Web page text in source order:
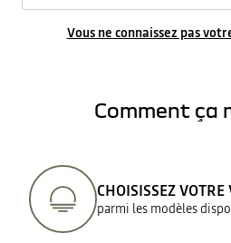
Vous ne connaissez pas
Comment ça
CHOISISSEZ VOTRE
parmi les modèles